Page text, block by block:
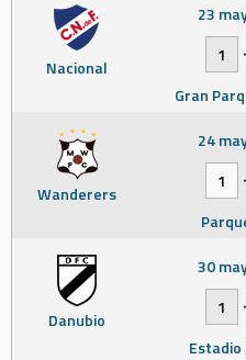
Nacional
23
1
Gran
Wanderers
24
1
Danubio
30
1
Estadio